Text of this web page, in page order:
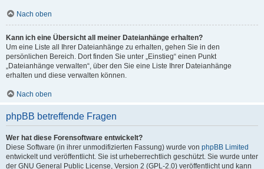
Nach oben
Kann ich eine Übersicht all meiner Dateianhänge erhalten?
Um eine Liste all Ihrer Dateianhänge zu erhalten, gehen Sie in den
persönlichen Bereich. Dort finden Sie unter „Einstieg“ einen Punkt
„Dateianhänge verwalten“, über den Sie eine Liste Ihrer Dateianhänge
erhalten und diese verwalten können.
Nach oben
phpBB betreffende Fragen
Wer hat diese Forensoftware entwickelt?
Diese Software (in ihrer unmodifizierten Fassung) wurde von phpBB Limited
entwickelt und veröffentlicht. Sie ist urheberrechtlich geschützt. Sie wurde unter
der GNU General Public License, Version 2 (GPL-2.0) veröffentlicht und kann